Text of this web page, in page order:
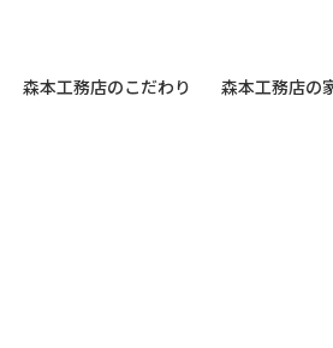
森本工務店のこだわり 森本工務店の